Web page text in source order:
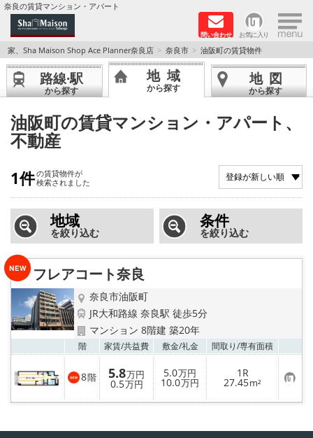
奈良の賃貸マンション・アパート
問い合わせ お気に入り ×
TOPページ
Foreigners welcome！
店長のおすすめ物件
おすすめ Sha Maison 特集
積水ハウス Sha Maison 特集 (奈良北部、木津川
市)
積水ハウス Sha Maison 特集 (奈良南部)
路線·駅から探す
地域から探す
地図から探す
AcePlanner公式ライン
スタッフ紹介
家、Sha Maison Shop Ace Planner奈良店 奈良市 油阪町の賃貸物件
路線·駅
から探す
地域
から探す
地図
から探す
油阪町の賃貸マンション・アパート、
不動産
1件の賃貸物件が
検索されました
地域
を絞り込む
条件
を絞り込む
フレアコート奈良
奈良市油阪町
JR大和路線 奈良駅 徒歩5分
マンション 8階建 築20年
階 家賃/共益費 敷金/礼金 間取り/専有面積
8階 5.8万円
0.5万円
5.0万円
10.0万円
1R
27.45m² お
気
に
登